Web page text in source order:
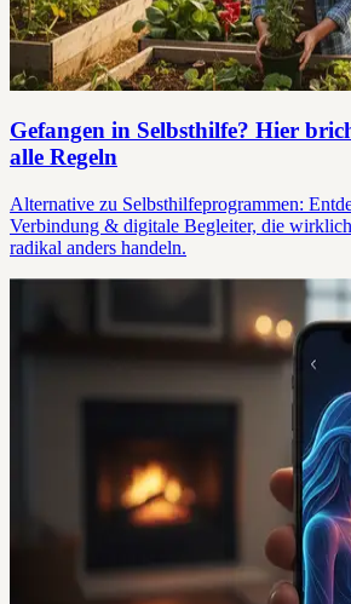
Gefangen in Selbsthilfe? Hier
alle Regeln
Alternative zu Selbsthilfeprogrammen:
Verbindung & digitale Begleiter, die
radikal anders handeln.